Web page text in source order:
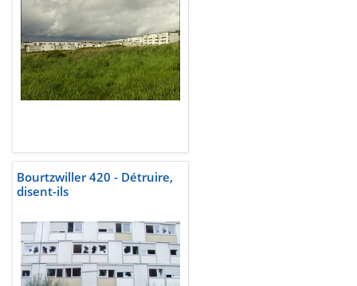
Bourtzwiller 420 - Détruire,
disent-ils